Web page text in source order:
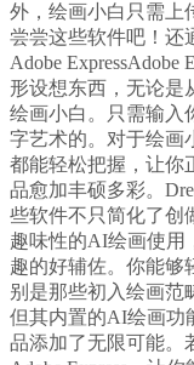
外，绘画小白只需上
尝尝这些软件吧！还
Adobe ExpressAdobe
形设想东西，无论是
绘画小白。只需输入
字艺术的。对于绘画
都能轻松把握，让你
品愈加丰硕多彩。
些软件不只简化了创
趣味性的AI绘画使用
趣的好辅佐。你能够
别是那些初入绘画范
但其内置的AI绘画功
品添加了无限可能。